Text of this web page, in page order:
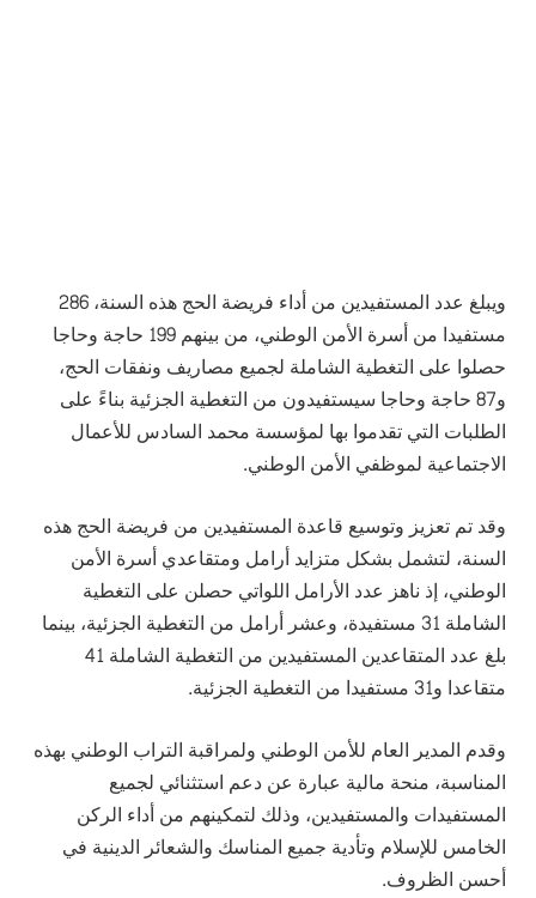
ويبلغ عدد المستفيدين من أداء فريضة الحج هذه السنة، 286
مستفيدا من أسرة الأمن الوطني، من بينهم 199 حاجة وحاجا
حصلوا على التغطية الشاملة لجميع مصاريف ونفقات الحج،
و87 حاجة وحاجا سيستفيدون من التغطية الجزئية بناءً على
الطلبات التي تقدموا بها لمؤسسة محمد السادس للأعمال
الاجتماعية لموظفي الأمن الوطني.
وقد تم تعزيز وتوسيع قاعدة المستفيدين من فريضة الحج هذه
السنة، لتشمل بشكل متزايد أرامل ومتقاعدي أسرة الأمن
الوطني، إذ ناهز عدد الأرامل اللواتي حصلن على التغطية
الشاملة 31 مستفيدة، وعشر أرامل من التغطية الجزئية، بينما
بلغ عدد المتقاعدين المستفيدين من التغطية الشاملة 41
متقاعدا و31 مستفيدا من التغطية الجزئية.
وقدم المدير العام للأمن الوطني ولمراقبة التراب الوطني بهذه
المناسبة، منحة مالية عبارة عن دعم استثنائي لجميع
المستفيدات والمستفيدين، وذلك لتمكينهم من أداء الركن
الخامس للإسلام وتأدية جميع المناسك والشعائر الدينية في
أحسن الظروف.